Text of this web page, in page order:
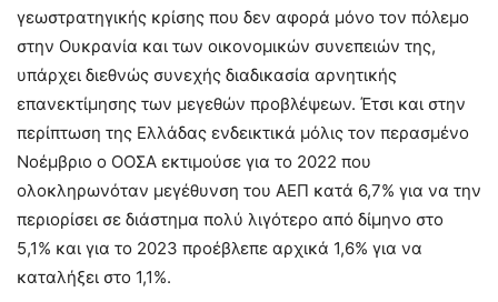
γεωστρατηγικής κρίσης που δεν αφορά μόνο τον πόλεμο
στην Ουκρανία και των οικονομικών συνεπειών της,
υπάρχει διεθνώς συνεχής διαδικασία αρνητικής
επανεκτίμησης των μεγεθών προβλέψεων. Έτσι και στην
περίπτωση της Ελλάδας ενδεικτικά μόλις τον περασμένο
Νοέμβριο ο ΟΟΣΑ εκτιμούσε για το 2022 που
ολοκληρωνόταν μεγέθυνση του ΑΕΠ κατά 6,7% για να την
περιορίσει σε διάστημα πολύ λιγότερο από δίμηνο στο
5,1% και για το 2023 προέβλεπε αρχικά 1,6% για να
καταλήξει στο 1,1%.